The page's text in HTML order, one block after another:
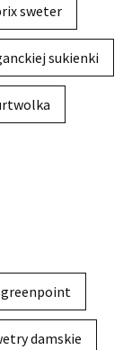
sweter
sukienki
greenpoint
damskie